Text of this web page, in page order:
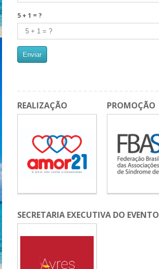
5 + 1 = ?
REALIZAÇÃO PROMOÇÃO
SECRETARIA EXECUTIVA DO EVENTO